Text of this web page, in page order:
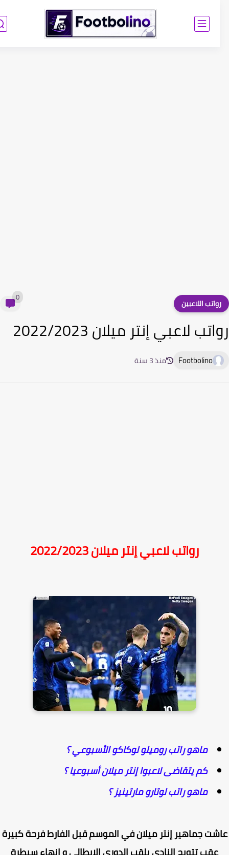
اللاعبين
لاعبي إنتر ميلان 2022/2023
Footbolino منذ 3 سنة
رواتب لاعبي إنتر ميلان 2022/2023
ماهو راتب روميلو لوكاكو الأسبوعي ؟
كم يتقاضى لاعبوا إنتر ميلان أسبوعيا ؟
ماهو راتب لوتارو مارتينيز ؟
جماهير إنتر ميلان في الموسم قبل الفارط فرحة كبيرة